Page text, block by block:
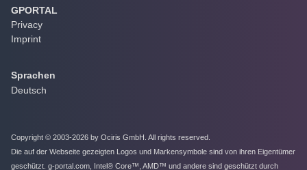
GPORTAL
Privacy
Imprint
Sprachen
Deutsch
Copyright © 2003-2026 by Ociris GmbH. All rights reserved.
Die auf der Webseite gezeigten Logos und Markensymbole sind von ihren Eigentümer
geschützt. g-portal.com, Intel® Core™, AMD™ und andere sind geschützt durch